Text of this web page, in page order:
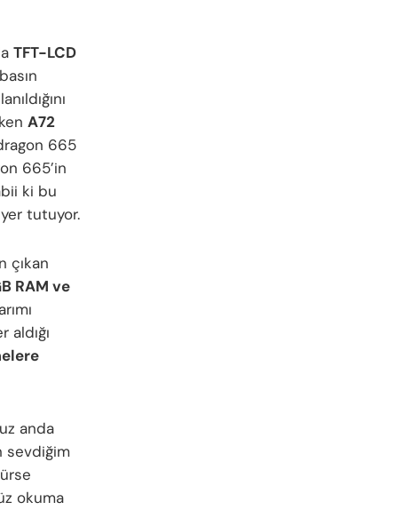
TFT-LCD
A72
665
665’in
ki bu
tutuyor.
çıkan
RAM ve
anda
sevdiğim
okuma